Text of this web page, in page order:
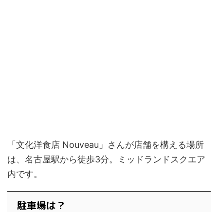
「文化洋食店 Nouveau」さんが店舗を構える場所
は、名古屋駅から徒歩3分。ミッドランドスクエア
内です。
駐車場は？